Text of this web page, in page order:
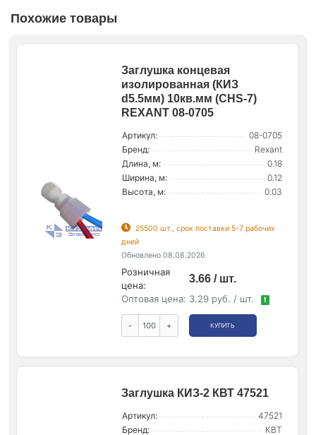
Похожие товары
Заглушка концевая
изолированная (КИЗ
d5.5мм) 10кв.мм (CHS-7)
REXANT 08-0705
Артикул:
08-0705
Бренд:
Rexant
Длина, м:
0.18
Ширина, м:
0.12
Высота, м:
0.03
25500 шт., срок поставки 5-7 рабочих
дней
Обновлено 08.08.2026
Розничная
цена:
3.66 / шт.
Оптовая цена: 3.29 руб. / шт. !
- + КУПИТЬ
Заглушка КИЗ-2 КВТ 47521
Артикул:
47521
Бренд:
КВТ